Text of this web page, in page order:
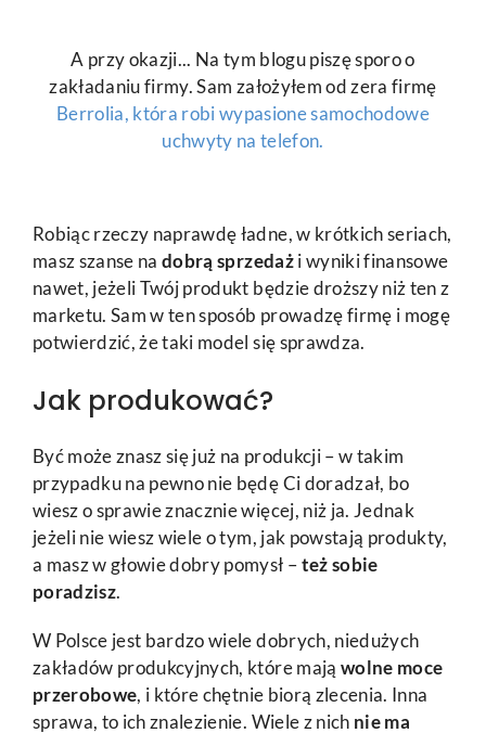
A przy okazji... Na tym blogu piszę sporo o
zakładaniu firmy. Sam założyłem od zera firmę
Berrolia, która robi wypasione samochodowe
uchwyty na telefon.
Robiąc rzeczy naprawdę ładne, w krótkich seriach,
masz szanse nadobrą sprzedażi wyniki finansowe
nawet, jeżeli Twój produkt będzie droższy niż ten z
marketu. Sam w ten sposób prowadzę firmę i mogę
potwierdzić, że taki model się sprawdza.
Jak produkować?
Być może znasz się już na produkcji – w takim
przypadku na pewno nie będę Ci doradzał, bo
wiesz o sprawie znacznie więcej, niż ja. Jednak
jeżeli nie wiesz wiele o tym, jak powstają produkty,
a masz w głowie dobry pomysł –też sobie
poradzisz.
W Polsce jest bardzo wiele dobrych, niedużych
zakładów produkcyjnych, które mają wolne moce
przerobowe, i które chętnie biorą zlecenia. Inna
sprawa, to ich znalezienie. Wiele z nich nie ma